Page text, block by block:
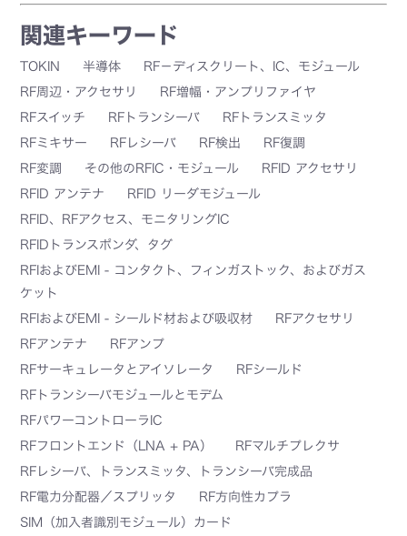
関連キーワード
TOKIN 半導体
RF－ディスクリート、IC、モジュール
RF周辺・アクセサリ
RF増幅・アンプリファイヤ
RFスイッチ
RFトランシーバ
RFトランスミッタ
RFミキサー
RFレシーバ RF検出
RF復調
RF変調
その他のRFIC・モジュール
RFID アクセサリ
RFID アンテナ
RFID リーダモジュール
RFID、RFアクセス、モニタリングIC
RFIDトランスポンダ、タグ
RFIおよびEMI - コンタクト、フィンガストック、およびガス
ケット
RFIおよびEMI - シールド材および吸収材
RFアクセサリ
RFアンテナ
RFアンプ
RFサーキュレータとアイソレータ
RFシールド
RFトランシーバモジュールとモデム
RFパワーコントローラIC
RFフロントエンド（LNA + PA）
RFマルチプレクサ
RFレシーバ、トランスミッタ、トランシーバ完成品
RF電力分配器／スプリッタ
RF方向性カプラ
SIM（加入者識別モジュール）カード